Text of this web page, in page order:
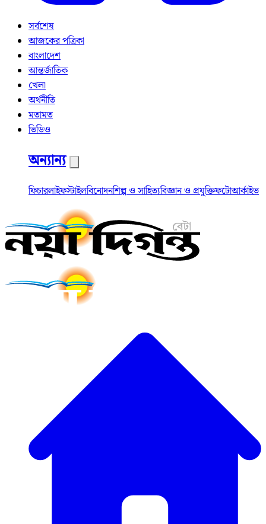
সর্বশেষ
আজকের পত্রিকা
বাংলাদেশ
আন্তর্জাতিক
খেলা
অর্থনীতি
মতামত
ভিডিও
অন্যান্য
ফিচারলাইফস্টাইলবিনোদনশিল্প ও সাহিত্যবিজ্ঞান ও প্রযুক্তিফটোআর্কাইভ